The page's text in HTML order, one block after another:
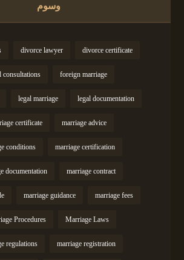
وسوم
divorce certificate
divorce lawyer
foreign marriage
consultations
legal documentation
legal marriage
marriage advice
certificate
marriage certification
conditions
marriage contract
documentation
marriage fees
marriage guidance
Marriage Laws
Procedures
marriage registration
regulations